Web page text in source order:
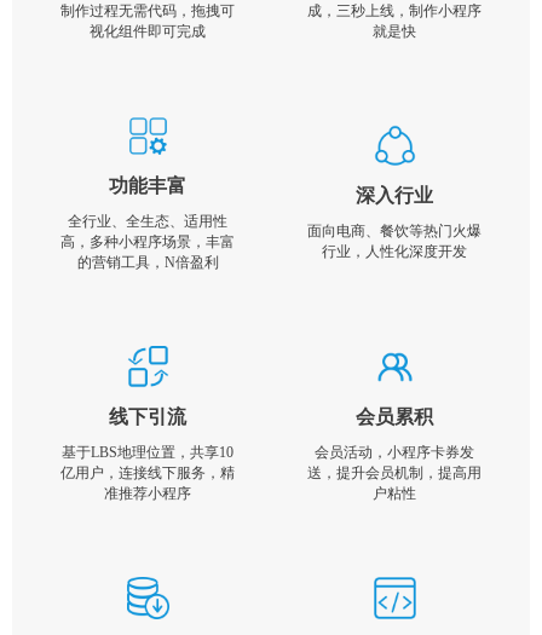
制作过程无需代码，拖拽可
视化组件即可完成
成，三秒上线，制作小程序
就是快
功能丰富
全行业、全生态、适用性
高，多种小程序场景，丰富
的营销工具，N倍盈利
深入行业
面向电商、餐饮等热门火爆
行业，人性化深度开发
线下引流
基于LBS地理位置，共享10
亿用户，连接线下服务，精
准推荐小程序
会员累积
会员活动，小程序卡券发
送，提升会员机制，提高用
户粘性